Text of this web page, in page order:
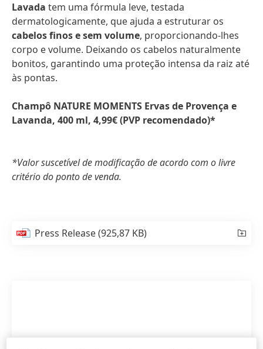
Lavada tem uma fórmula leve, testada
dermatologicamente, que ajuda a estruturar os
cabelos finos e sem volume, proporcionando-lhes
corpo e volume. Deixando os cabelos naturalmente
bonitos, garantindo uma proteção intensa da raiz até
às pontas.
Champô NATURE MOMENTS Ervas de Provença e
Lavanda, 400 ml, 4,99€(PVP recomendado)*
*Valor suscetível de modificação de acordo com o livre
critério do ponto de venda.
Press Release(925,87 KB)